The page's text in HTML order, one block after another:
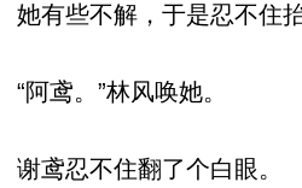
她有些不解，于是忍不住
“阿鸢。”林风唤她。
谢鸢忍不住翻了个白眼。